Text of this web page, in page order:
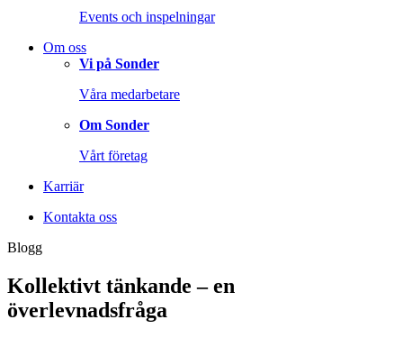
Events och inspelningar
Om oss
Vi på Sonder
Våra medarbetare
Om Sonder
Vårt företag
Karriär
Kontakta oss
Blogg
Kollektivt tänkande – en
överlevnadsfråga